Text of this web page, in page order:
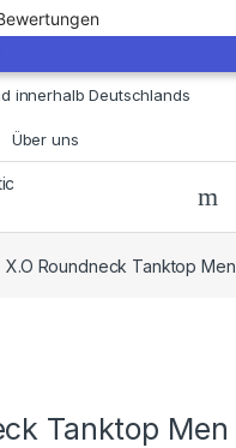
innerhalb Deutschlands
Über uns
X.O Roundneck Tanktop Men
Tanktop Men